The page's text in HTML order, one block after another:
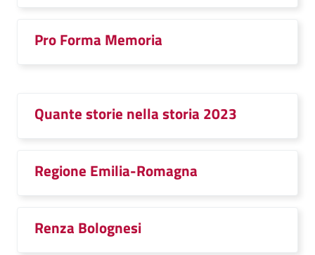
Pro Forma Memoria
Quante storie nella storia 2023
Regione Emilia-Romagna
Renza Bolognesi